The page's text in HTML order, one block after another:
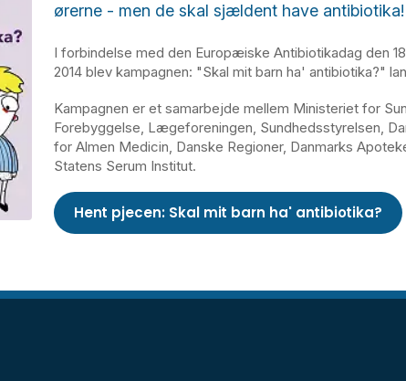
ørerne - men de skal sjældent have antibiotika!
I forbindelse med den Europæiske Antibiotikadag den
2014 blev kampagnen: "Skal mit barn ha' antibiotika?"
Kampagnen er et samarbejde mellem Ministeriet for
Forebyggelse, Lægeforeningen, Sundhedsstyrelsen,
for Almen Medicin, Danske Regioner, Danmarks
Statens Serum Institut.
Hent pjecen: Skal mit barn ha' antibiotika?